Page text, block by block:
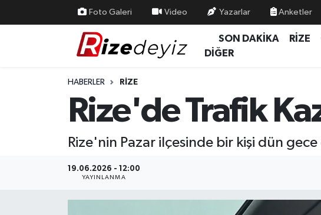
Foto Galeri Video Yazarlar Anketler
SON DAKİKA RİZE
DİĞER
HABERLER RIZE
Rize'de Trafik
Rize'nin Pazar ilçesinde bir kişi dün
19.06.2026 - 12:00
YAYINLANMA
Yurttan Haberler
Teknoloji
Rize Nöbetçi Eczaneler
Rize Trafik Yoğunluk Haritası
Tüm Manşetler